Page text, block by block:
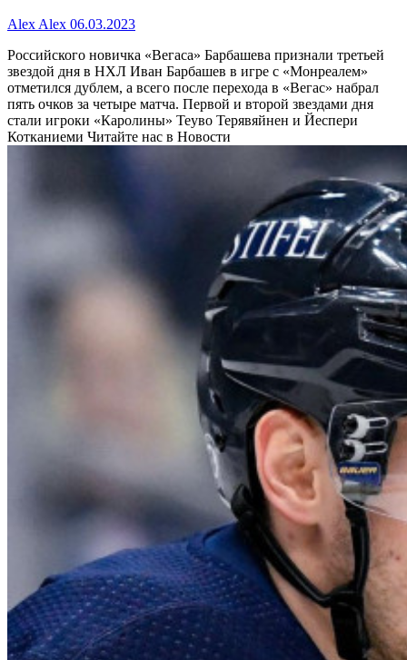
Alex Alex 06.03.2023
Российского новичка «Вегаса» Барбашева признали третьей
звездой дня в НХЛ Иван Барбашев в игре с «Монреалем»
отметился дублем, а всего после перехода в «Вегас» набрал
пять очков за четыре матча. Первой и второй звездами дня
стали игроки «Каролины» Теуво Терявяйнен и Йеспери
Котканиеми Читайте нас в Новости